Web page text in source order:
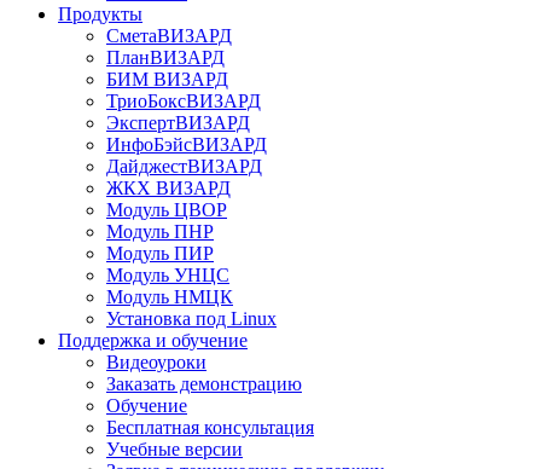
Продукты
СметаВИЗАРД
ПланВИЗАРД
БИМ ВИЗАРД
ТриоБоксВИЗАРД
ЭкспертВИЗАРД
ИнфоБэйсВИЗАРД
ДайджестВИЗАРД
ЖКХ ВИЗАРД
Модуль ЦВОР
Модуль ПНР
Модуль ПИР
Модуль УНЦС
Модуль НМЦК
Установка под Linux
Поддержка и обучение
Видеоуроки
Заказать демонстрацию
Обучение
Бесплатная консультация
Учебные версии